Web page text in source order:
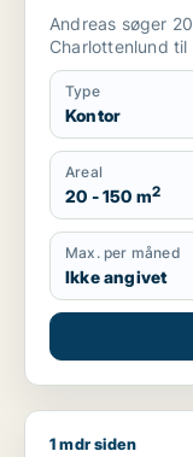
Andreas søger
Charlottenlund til
Type
Kontor
Areal
20 - 150 m2
Max. per måned
Ikke angivet
Bo søger lager,
1 mdr siden